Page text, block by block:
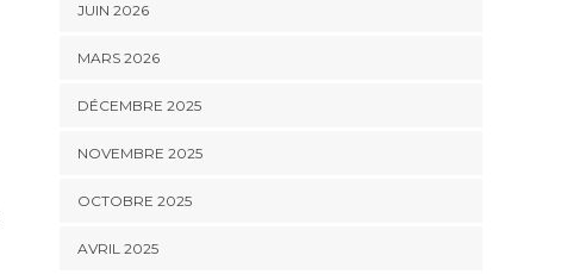
JUIN 2026
MARS 2026
DÉCEMBRE 2025
NOVEMBRE 2025
OCTOBRE 2025
AVRIL 2025